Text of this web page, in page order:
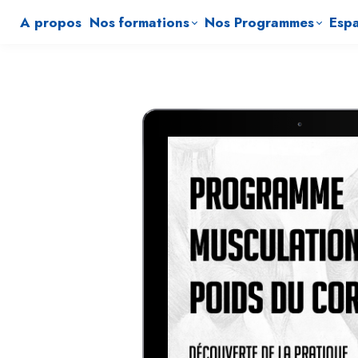
A propos Nos formations Nos Programmes